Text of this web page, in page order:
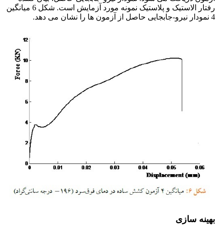
رفتار الاستیک و پلاستیک نمونه مورد آزمایش است. شکل 6 میانگین
4 نمودار نیرو-جابجایی حاصل از آزمون ها را نشان می دهد.
بهینه سازی